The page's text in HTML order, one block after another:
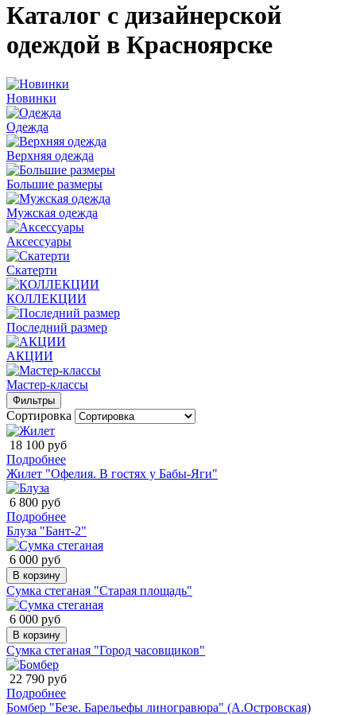
Каталог с дизайнерской
одеждой в Красноярске
Новинки
Одежда
Верхняя одежда
Большие размеры
Мужская одежда
Аксессуары
Скатерти
КОЛЛЕКЦИИ
Последний размер
АКЦИИ
Мастер-классы
Фильтры
Сортировка
18 100 руб
Подробнее
Жилет "Офелия. В гостях у Бабы-Яги"
6 800 руб
Подробнее
Блуза "Бант-2"
6 000 руб
В корзину
Сумка стеганая "Старая площадь"
6 000 руб
В корзину
Сумка стеганая "Город часовщиков"
22 790 руб
Подробнее
Бомбер "Безе. Барельефы линогравюра" (А.Островская)